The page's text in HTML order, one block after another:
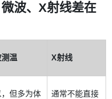
波、X射线差在
温 X射线
但多为体
通常不能直接